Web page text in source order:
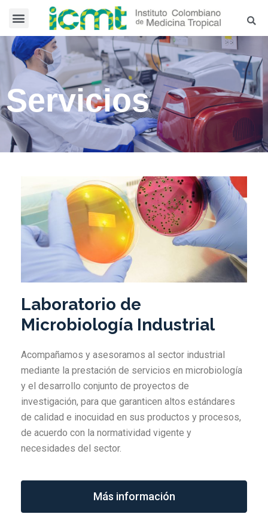
Servicios
Laboratorio de
Microbiología Industrial
Acompañamos y asesoramos al sector industrial
mediante la prestación de servicios en microbiología
y el desarrollo conjunto de proyectos de
investigación, para que garanticen altos estándares
de calidad e inocuidad en sus productos y procesos,
de acuerdo con la normatividad vigente y
necesidades del sector.
Más información